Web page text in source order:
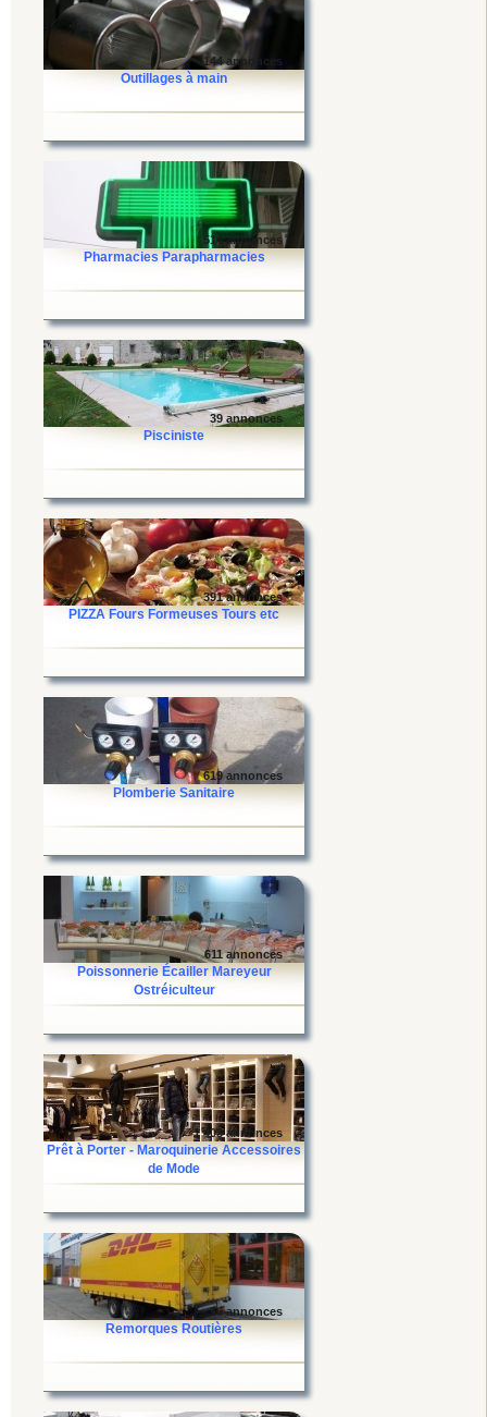
144 annonces
Outillages à main
514 annonces
Pharmacies Parapharmacies
39 annonces
Pisciniste
391 annonces
PIZZA Fours Formeuses Tours etc
619 annonces
Plomberie Sanitaire
611 annonces
Poissonnerie Écailler Mareyeur
Ostréiculteur
1 403 annonces
Prêt à Porter - Maroquinerie Accessoires
de Mode
- 56 annonces
Remorques Routières